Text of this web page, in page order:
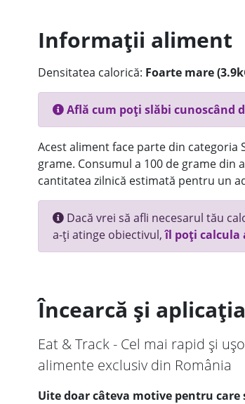
Informații aliment
Densitatea calorică: Foarte mare
Află cum poți slăbi cunoscând
Acest aliment face parte din categoria
grame. Consumul a 100 de grame
cantitatea zilnică estimată pentru un
Dacă vrei să afli necesarul tău
a-ți atinge obiectivul,îl poți calcula
Încearcă și
Eat & Track - Cel mai rapid și
alimente exclusiv din România
Uite doar câteva motive pentru care